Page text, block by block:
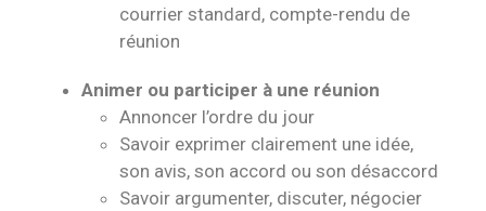
courrier standard, compte-rendu de
réunion
Animer ou participer à une réunion
Annoncer l’ordre du jour
Savoir exprimer clairement une idée,
son avis, son accord ou son désaccord
Savoir argumenter, discuter, négocier